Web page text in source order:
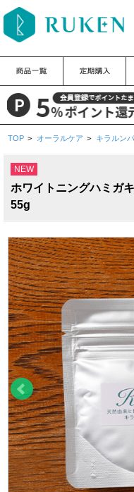
TOP > オーラルケア > キラルン
NEW
ホワイトニングハミガ
55g